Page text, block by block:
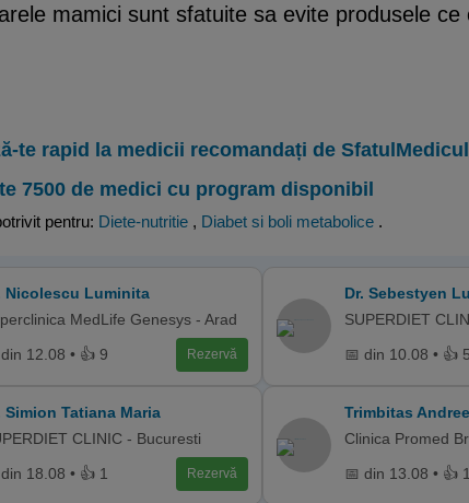
mamici sunt sfatuite sa evite produsele ce
te rapid la medicii recomandați de
7500 de medici cu program disponibil
pentru: Diete-nutritie , Diabet si boli metabolice .
Nicolescu Luminita
MedLife Genesys - Arad
12.08 • 👍 9 Rezervă
Dr. Sebestyen
SUPERDIET
📅 din 10.08 • 👍 5
Simion Tatiana Maria
CLINIC - Bucuresti
18.08 • 👍 1 Rezervă
Trimbitas
Clinica Promed
📅 din 13.08 • 👍 1